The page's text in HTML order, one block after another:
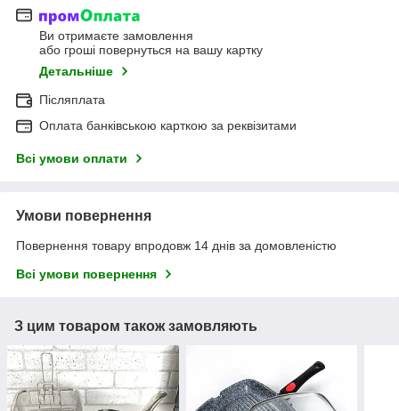
Ви отримаєте замовлення
або гроші повернуться на вашу картку
Детальніше
Післяплата
Оплата банківською карткою за реквізитами
Всі умови оплати
Умови повернення
Повернення товару впродовж 14 днів за домовленістю
Всі умови повернення
З цим товаром також замовляють